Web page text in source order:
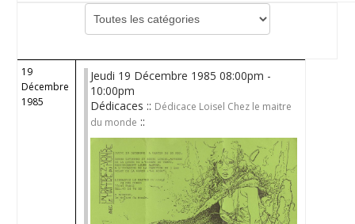
Choisissez une catégorie pour filtrer la liste
19
Décembre
1985
Jeudi 19 Décembre 1985 08:00pm -
10:00pm
Dédicaces :: Dédicace Loisel Chez le maitre
du monde ::